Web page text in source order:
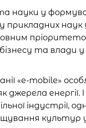
науки у
прикладних
та влади
«e-mobile»
енергії.
індустрії,
культур